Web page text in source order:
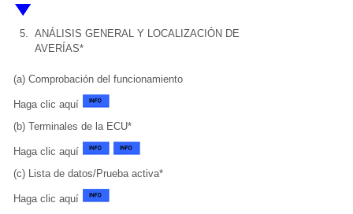
5. ANÁLISIS GENERAL Y LOCALIZACIÓN DE
AVERÍAS*
(a) Comprobación del funcionamiento
Haga clic aquí
(b) Terminales de la ECU*
Haga clic aquí
(c) Lista de datos/Prueba activa*
Haga clic aquí